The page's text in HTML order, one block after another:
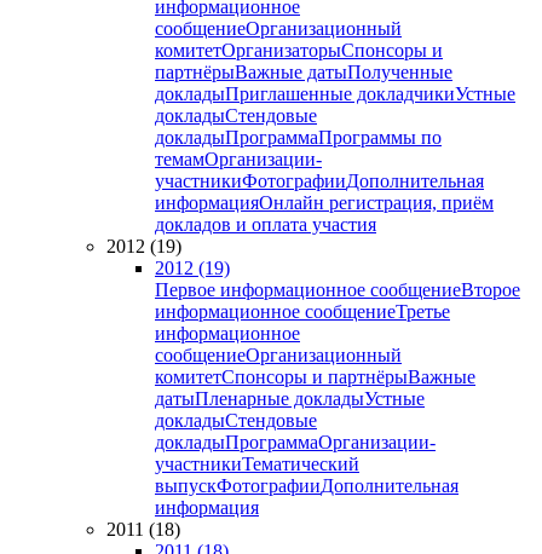
информационное
сообщениеОрганизационный
комитетОрганизаторыСпонсоры и
партнёрыВажные датыПолученные
докладыПриглашенные докладчикиУстные
докладыСтендовые
докладыПрограммаПрограммы по
темамОрганизации-
участникиФотографииДополнительная
информацияОнлайн регистрация, приём
докладов и оплата участия
2012 (19)
2012 (19)
Первое информационное сообщениеВторое
информационное сообщениеТретье
информационное
сообщениеОрганизационный
комитетСпонсоры и партнёрыВажные
датыПленарные докладыУстные
докладыСтендовые
докладыПрограммаОрганизации-
участникиТематический
выпускФотографииДополнительная
информация
2011 (18)